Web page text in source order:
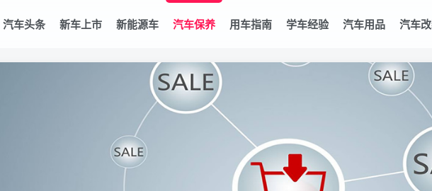
汽车头条 新车上市 新能源车 汽车保养 用车指南 学车经验 汽车用品 汽车